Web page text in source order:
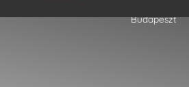
Budapeszt